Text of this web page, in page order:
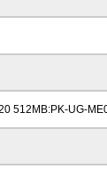
512MB:PK-UG-